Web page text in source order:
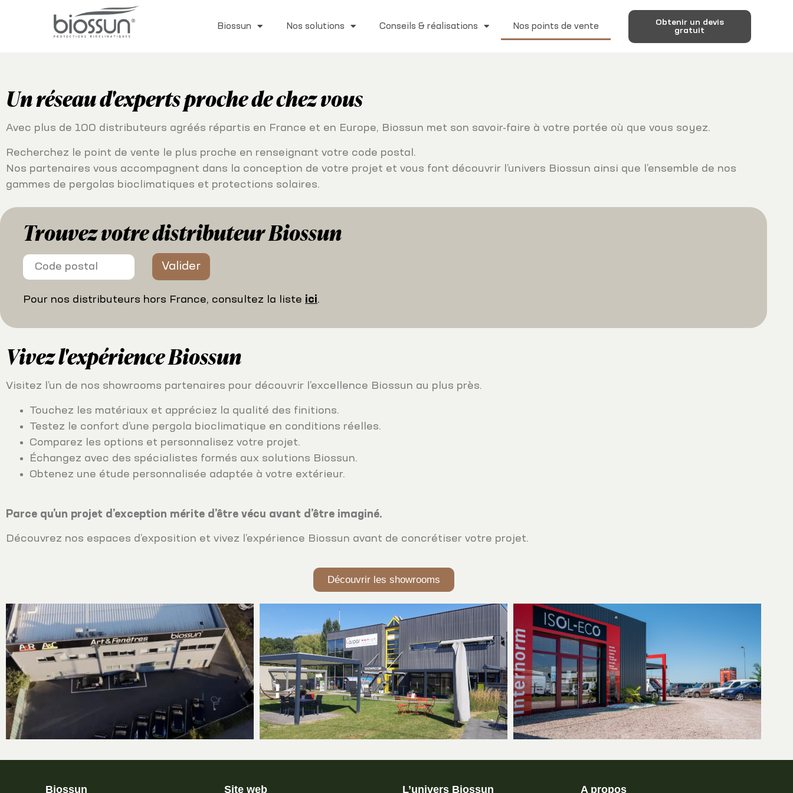
Biossun Nos solutions Conseils & réalisations Nos points de vente
Obtenir un devis
gratuit
Un réseau d'experts proche de chez vous
Avec plus de 100 distributeurs agréés répartis en France et en Europe, Biossun met son savoir-faire à votre portée où que vous soyez.
Recherchez le point de vente le plus proche en renseignant votre code postal.
Nos partenaires vous accompagnent dans la conception de votre projet et vous font découvrir l’univers Biossun ainsi que l’ensemble de nos
gammes de pergolas bioclimatiques et protections solaires.
Trouvez votre distributeur Biossun
Valider
Pour nos distributeurs hors France, consultez la liste ici.
Vivez l'expérience Biossun
Visitez l’un de nos showrooms partenaires pour découvrir l’excellence Biossun au plus près.
Touchez les matériaux et appréciez la qualité des finitions.
Testez le confort d’une pergola bioclimatique en conditions réelles.
Comparez les options et personnalisez votre projet.
Échangez avec des spécialistes formés aux solutions Biossun.
Obtenez une étude personnalisée adaptée à votre extérieur.
Parce qu’un projet d’exception mérite d’être vécu avant d’être imaginé.
Découvrez nos espaces d’exposition et vivez l’expérience Biossun avant de concrétiser votre projet.
Découvrir les showrooms
Biossun Site web L’univers Biossun A propos